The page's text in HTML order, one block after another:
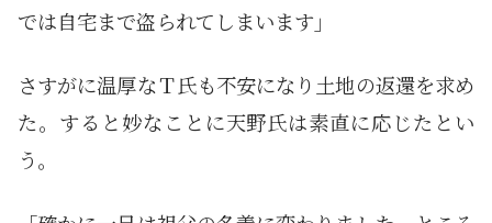
では自宅まで盗られてしまいます」
さすがに温厚なＴ氏も不安になり土地の返還を求め
た。すると妙なことに天野氏は素直に応じたとい
う。